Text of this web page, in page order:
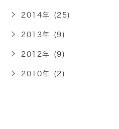
2014年 (25)
2013年 (9)
2012年 (9)
2010年 (2)